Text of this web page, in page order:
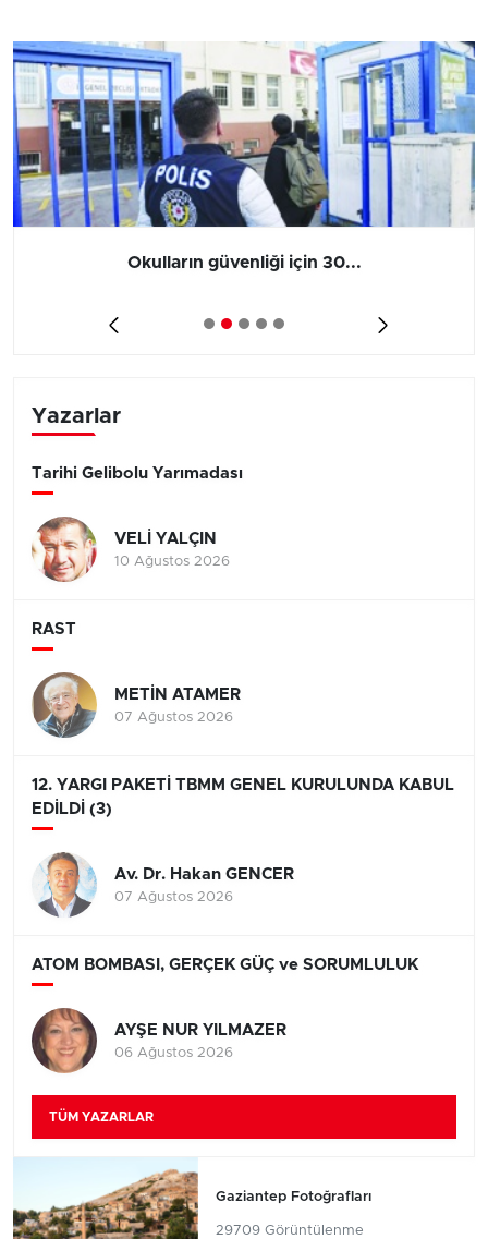
Okulların güvenliği için 30...
Yazarlar
Tarihi Gelibolu Yarımadası
VELİ YALÇIN
10 Ağustos 2026
RAST
METİN ATAMER
07 Ağustos 2026
12. YARGI PAKETİ TBMM GENEL KURULUNDA KABUL
EDİLDİ (3)
Av. Dr. Hakan GENCER
07 Ağustos 2026
ATOM BOMBASI, GERÇEK GÜÇ ve SORUMLULUK
AYŞE NUR YILMAZER
06 Ağustos 2026
TÜM YAZARLAR
Gaziantep Fotoğrafları
29709 Görüntülenme